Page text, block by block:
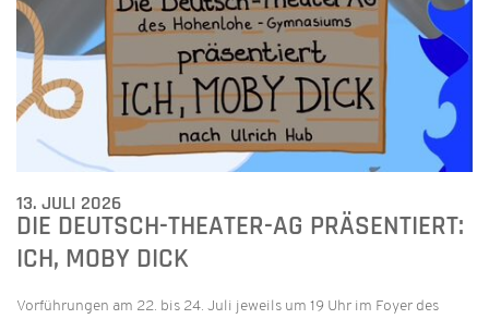
13. JULI 2026
DIE DEUTSCH-THEATER-AG PRÄSENTIERT:
ICH, MOBY DICK
Vorführungen am 22. bis 24. Juli jeweils um 19 Uhr im Foyer des